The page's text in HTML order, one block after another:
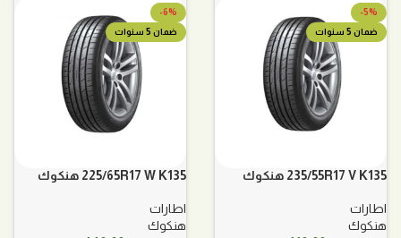
-5%
ضمان 5 سنوات
235/55R17 V K135 هنكوك
اطارات
هنكوك
-6%
ضمان 5 سنوات
225/65R17 W K135 هنكوك
اطارات
هنكوك